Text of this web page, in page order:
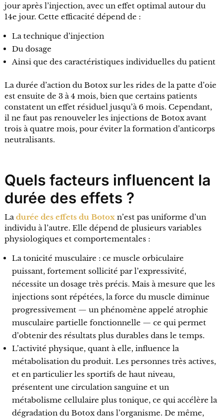
jour après l’injection, avec un effet optimal autour du
14e jour. Cette efficacité dépend de :
La technique d’injection
Du dosage
Ainsi que des caractéristiques individuelles du patient
La durée d’action du Botox sur les rides de la patte d’oie
est ensuite de 3 à 4 mois, bien que certains patients
constatent un effet résiduel jusqu’à 6 mois. Cependant,
il ne faut pas renouveler les injections de Botox avant
trois à quatre mois, pour éviter la formation d’anticorps
neutralisants.
Quels facteurs influencent la
durée des effets ?
La durée des effets du Botoxn’est pas uniforme d’un
individu à l’autre. Elle dépend de plusieurs variables
physiologiques et comportementales :
La tonicité musculaire : ce muscle orbiculaire
puissant, fortement sollicité par l’expressivité,
nécessite un dosage très précis. Mais à mesure que les
injections sont répétées, la force du muscle diminue
progressivement — un phénomène appelé atrophie
musculaire partielle fonctionnelle — ce qui permet
d’obtenir des résultats plus durables dans le temps.
L’activité physique, quant à elle, influence la
métabolisation du produit. Les personnes très actives,
et en particulier les sportifs de haut niveau,
présentent une circulation sanguine et un
métabolisme cellulaire plus tonique, ce qui accélère la
dégradation du Botox dans l’organisme. De même,